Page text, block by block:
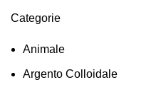
Categorie
Animale
Argento Colloidale